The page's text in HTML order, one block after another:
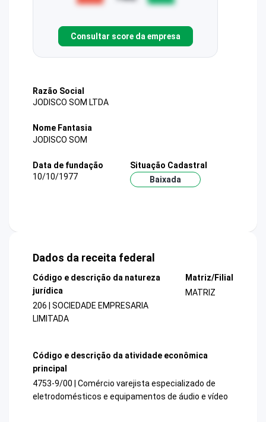
Consultar score da empresa
Razão Social
JODISCO SOM LTDA
Nome Fantasia
JODISCO SOM
Data de fundação
10/10/1977
Situação Cadastral
Baixada
Dados da receita federal
Código e descrição da natureza
jurídica
206 | SOCIEDADE EMPRESARIA
LIMITADA
Matriz/Filial
MATRIZ
Código e descrição da atividade econômica
principal
4753-9/00 | Comércio varejista especializado de
eletrodomésticos e equipamentos de áudio e vídeo